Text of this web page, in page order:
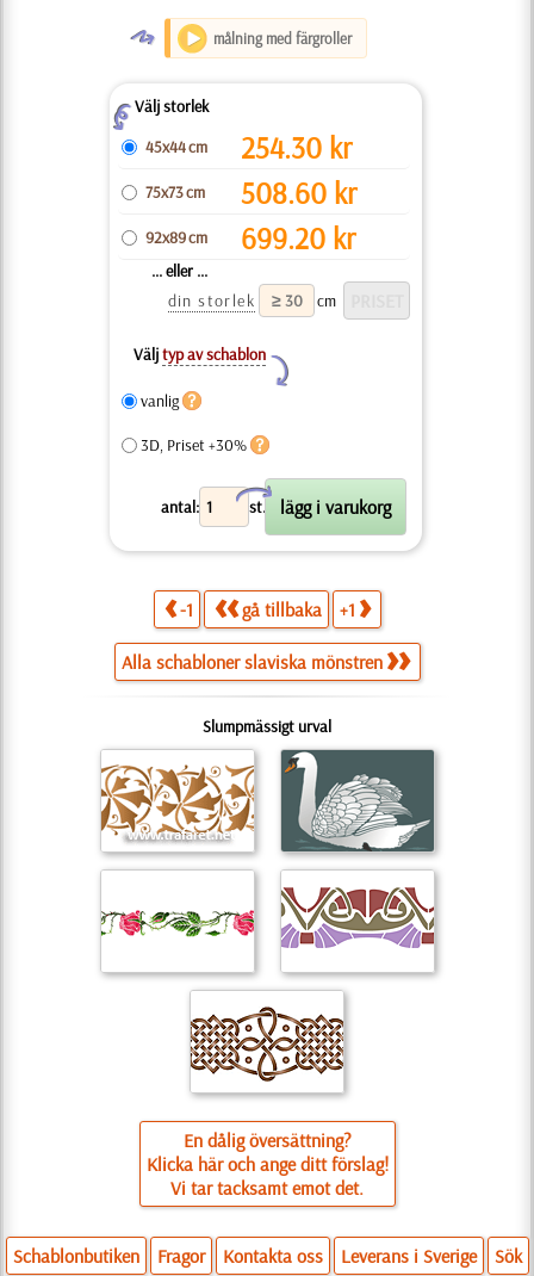
O målning med färgroller
ZVälj storlek
45x44 cm
254.30 kr
75x73 cm 508.60 kr
92x89 cm 699.20 kr
... eller ...
din storlek
cm
Väljtyp av schablon
Y
vanlig
3D, Priset +30%
antal: st.
X
-1 gå tillbaka +1
Alla schabloner slaviska mönstren
Slumpmässigt urval
En dålig översättning?
Klicka här och ange ditt förslag!
Vi tar tacksamt emot det.
Schablonbutiken Fragor Kontakta oss Leverans i Sverige Sök